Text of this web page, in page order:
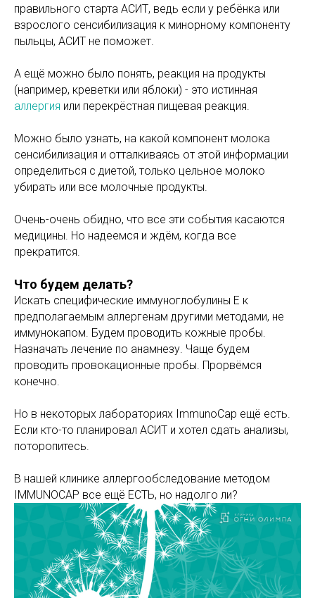
правильного старта АСИТ, ведь если у ребёнка или
взрослого сенсибилизация к минорному компоненту
пыльцы, АСИТ не поможет.
А ещё можно было понять, реакция на продукты
(например, креветки или яблоки) - это истинная
аллергия или перекрёстная пищевая реакция.
Можно было узнать, на какой компонент молока
сенсибилизация и отталкиваясь от этой информации
определиться с диетой, только цельное молоко
убирать или все молочные продукты.
Очень-очень обидно, что все эти события касаются
медицины. Но надеемся и ждём, когда все
прекратится.
Что будем делать?
Искать специфические иммуноглобулины Е к
предполагаемым аллергенам другими методами, не
иммунокапом. Будем проводить кожные пробы.
Назначать лечение по анамнезу. Чаще будем
проводить провокационные пробы. Прорвёмся
конечно.
Но в некоторых лабораториях ImmunoCap ещё есть.
Если кто-то планировал АСИТ и хотел сдать анализы,
поторопитесь.
В нашей клинике аллергообследование методом
IMMUNOCAP все ещё ЕСТЬ, но надолго ли?